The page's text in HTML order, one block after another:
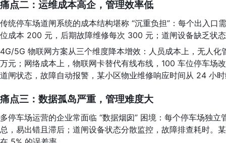
痛点二：运维成本高企，管理效率低
传统停车场道闸系统的成本结构堪称 “沉重负担”：每个出入
位成本 200 元，后期故障维修每次 300 元；道闸设备缺乏状
4G/5G 物联网方案从三个维度降本增效：人员成本上，无人
万元；网络成本上，物联网卡替代有线布线，100 车位停车场
道闸状态，故障自动报警，某小区物业维修响应时间从 24 小
痛点三：数据孤岛严重，管理难度大
多停车场运营的企业常面临 “数据烟囱” 困境：每个停车场独
总，易出错且滞后；道闸设备状态分散监控，故障排查耗时